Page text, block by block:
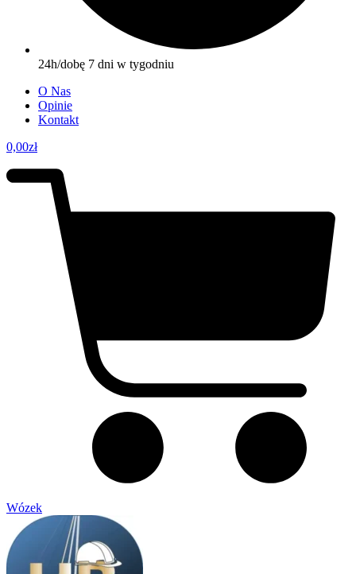
24h/dobę 7 dni w tygodniu
O Nas
Opinie
Kontakt
0,00zł
Wózek